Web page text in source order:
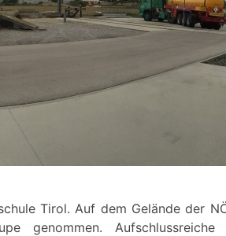
Tirol. Auf dem Gelände der
genommen.